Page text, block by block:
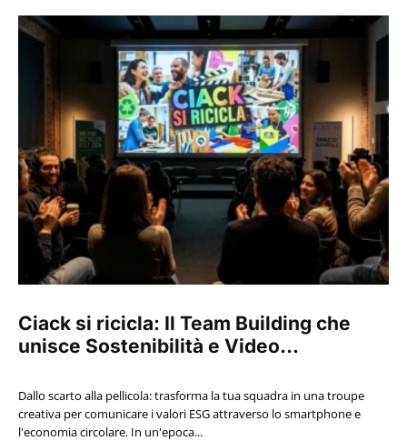
Ciack si ricicla: Il Team Building che
unisce Sostenibilità e Video...
Dallo scarto alla pellicola: trasforma la tua squadra in una troupe
creativa per comunicare i valori ESG attraverso lo smartphone e
l'economia circolare. In un'epoca...